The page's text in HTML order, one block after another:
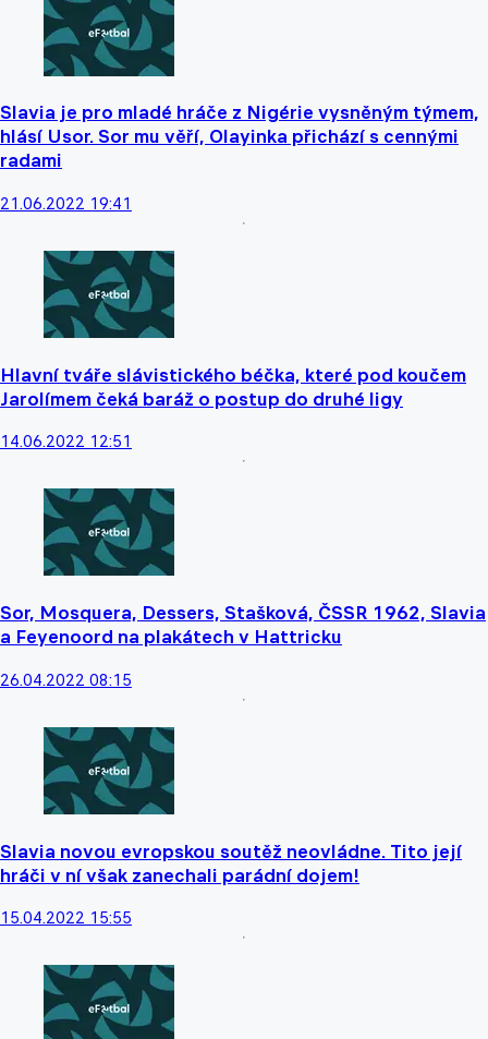
Slavia je pro mladé hráče z Nigérie vysněným týmem,
hlásí Usor. Sor mu věří, Olayinka přichází s cennými
radami
21.06.2022 19:41
Hlavní tváře slávistického béčka, které pod koučem
Jarolímem čeká baráž o postup do druhé ligy
14.06.2022 12:51
Sor, Mosquera, Dessers, Stašková, ČSSR 1962, Slavia
a Feyenoord na plakátech v Hattricku
26.04.2022 08:15
Slavia novou evropskou soutěž neovládne. Tito její
hráči v ní však zanechali parádní dojem!
15.04.2022 15:55